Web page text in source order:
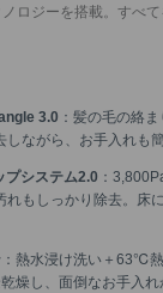
ロジーを搭載。すべ
3.0 ：髪の毛の絡
ながら、お手入れも簡
プシステム2.0 ：
もしっかり除去。床
：熱水浸け洗い＋63℃
燥し、面倒なお手入れ